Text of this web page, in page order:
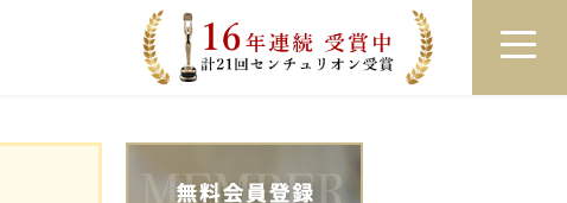
ログイン 来店予約 LINEで相談